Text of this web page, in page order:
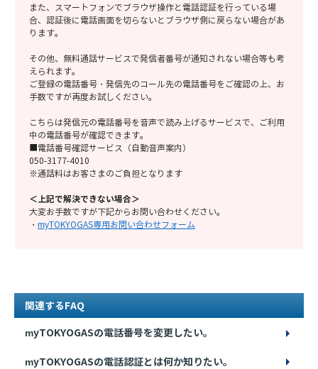
また、スマートフォンでブラウザ操作と電話認証を行っている場
合、認証後に電話画面を切らないとブラウザ側に戻らない場合があ
ります。
その他、 無料通話サービスで発信者番号が通知されない場合等も考
えられます。
ご登録の電話番号・発信先のコール先の電話番号をご確認の上、お
手数ですが再度お試しください。
こちらは発信元の電話番号を音声で読み上げるサービスで、ご利用
中の電話番号が確認できます。
■電話番号確認サービス（自動音声案内）
050-3177-4010
※通話料はお客さまのご負担となります
＜上記で解決できない場合＞
大変お手数ですが下記からお問い合わせください。
・ myTOKYOGAS専用お問い合わせフォーム
関連するFAQ
myTOKYOGASの電話番号を変更したい。
myTOKYOGASの電話認証とは何か知りたい。